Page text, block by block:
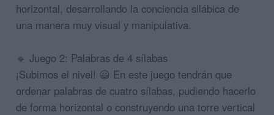
horizontal, desarrollando la conciencia silábica de
una manera muy visual y manipulativa.
🔹 Juego 2: Palabras de 4 sílabas
¡Subimos el nivel! 😃 En este juego tendrán que
ordenar palabras de cuatro sílabas, pudiendo hacerlo
de forma horizontal o construyendo una torre vertical